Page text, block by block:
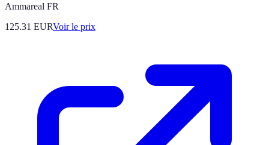
Ammareal FR
125.31 EURVoir le prix